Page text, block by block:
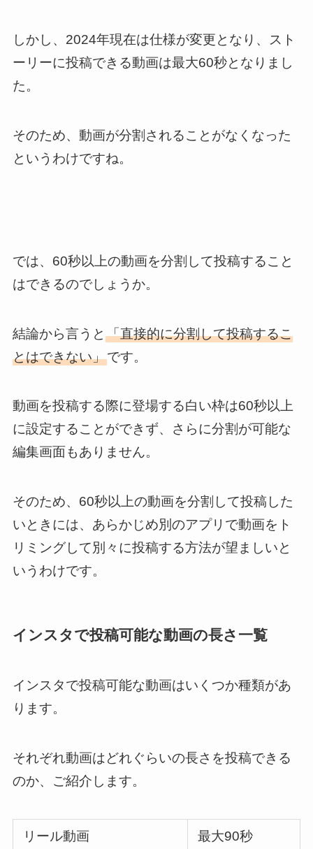
しかし、2024年現在は仕様が変更となり、スト
ーリーに投稿できる動画は最大60秒となりまし
た。
そのため、動画が分割されることがなくなった
というわけですね。
では、60秒以上の動画を分割して投稿すること
はできるのでしょうか。
結論から言うと 「直接的に分割して投稿するこ
とはできない」です。
動画を投稿する際に登場する白い枠は60秒以上
に設定することができず、さらに分割が可能な
編集画面もありません。
そのため、60秒以上の動画を分割して投稿した
いときには、あらかじめ別のアプリで動画をト
リミングして別々に投稿する方法が望ましいと
いうわけです。
インスタで投稿可能な動画の長さ一覧
インスタで投稿可能な動画はいくつか種類があ
ります。
それぞれ動画はどれぐらいの長さを投稿できる
のか、ご紹介します。
リール動画 最大90秒